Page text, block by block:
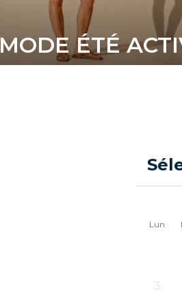
MODE ÉTÉ
Lun
3